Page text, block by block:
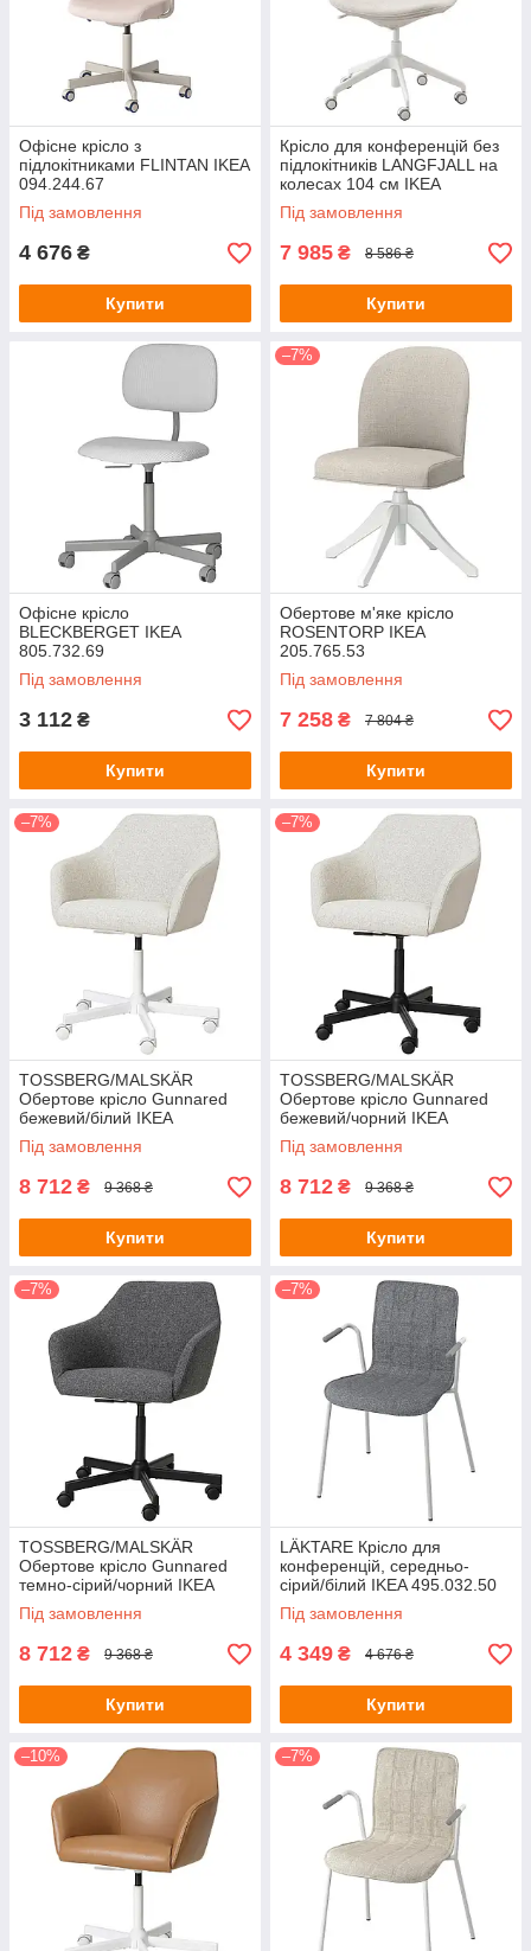
Офісне крісло з
підлокітниками FLINTAN IKEA
094.244.67
Під замовлення
4 676 ₴
Купити
Крісло для конференцій без
підлокітників LANGFJALL на
колесах 104 см IKEA
092.524.80
Під замовлення
7 985 ₴ 8 586 ₴
Купити
Офісне крісло
BLECKBERGET IKEA
805.732.69
Під замовлення
3 112 ₴
Купити
–7%
Обертове м'яке крісло
ROSENTORP IKEA
205.765.53
Під замовлення
7 258 ₴ 7 804 ₴
Купити
–7%
TOSSBERG/MALSKÄR
Обертове крісло Gunnared
бежевий/білий IKEA
795.082.32
Під замовлення
8 712 ₴ 9 368 ₴
Купити
–7%
TOSSBERG/MALSKÄR
Обертове крісло Gunnared
бежевий/чорний IKEA
095.082.21
Під замовлення
8 712 ₴ 9 368 ₴
Купити
–7%
TOSSBERG/MALSKÄR
Обертове крісло Gunnared
темно-сірий/чорний IKEA
495.082.38
Під замовлення
8 712 ₴ 9 368 ₴
Купити
–7%
LÄKTARE Крісло для
конференцій, середньо-
сірий/білий IKEA 495.032.50
Під замовлення
4 349 ₴ 4 676 ₴
Купити
–10% –7%